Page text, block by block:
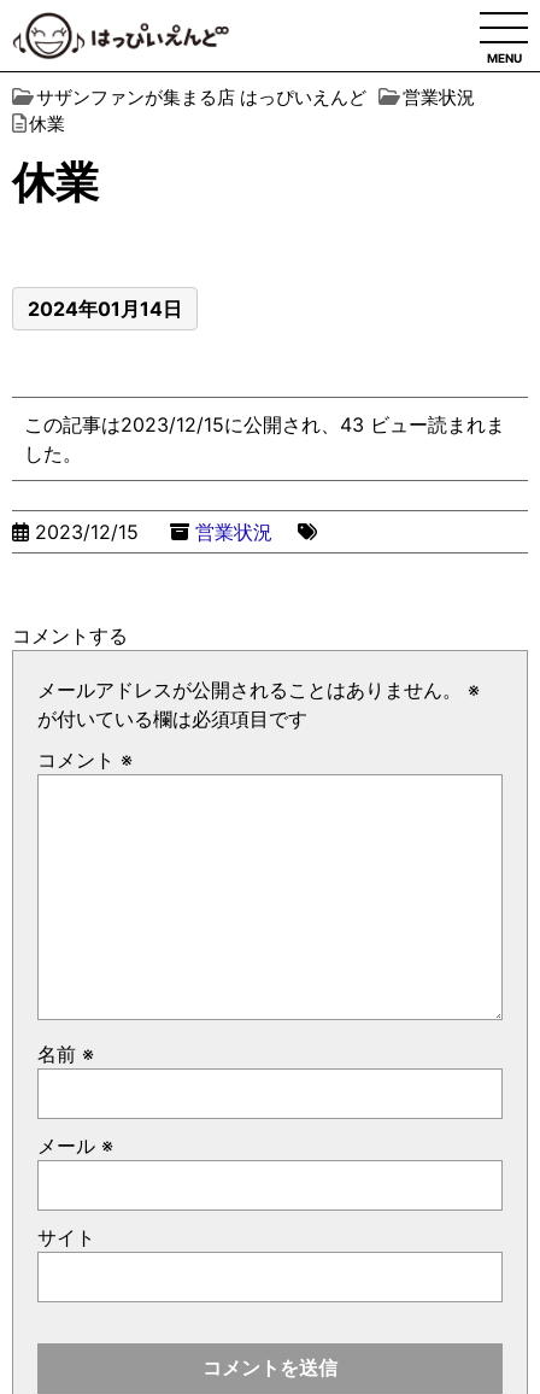
MENU
サザンファンが集まる店 はっぴいえんど
営業状況
休業
休業
2024年01月14日
この記事は2023/12/15に公開され、43 ビュー読まれま
した。
2023/12/15 営業状況
コメントする
メールアドレスが公開されることはありません。
※
が付いている欄は必須項目です
コメント ※
名前 ※
メール ※
サイト